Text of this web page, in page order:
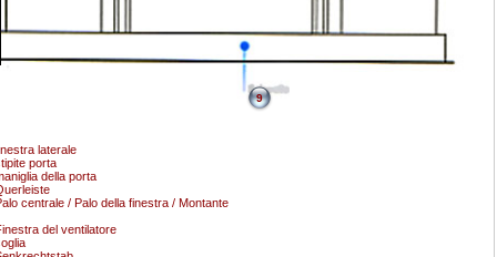
laterale
porta
della porta
centrale / Palo della finestra / Montante
del ventilatore
9